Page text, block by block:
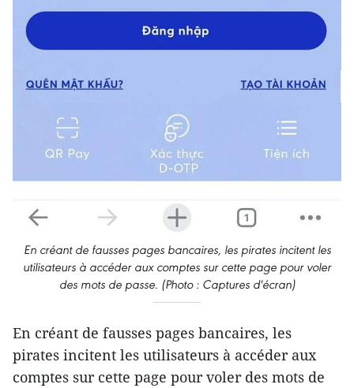
En créant de fausses pages bancaires, les pirates incitent les
utilisateurs à accéder aux comptes sur cette page pour voler
des mots de passe. (Photo : Captures d'écran)
En créant de fausses pages bancaires, les
pirates incitent les utilisateurs à accéder aux
comptes sur cette page pour voler des mots de